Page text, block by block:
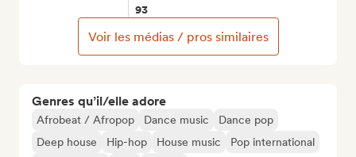
Genres qu’il/elle adore
Afrobeat / Afropop Dance music
Dance pop
Deep house
Hip-hop House music
Pop international
93
Voir les médias / pros similaires